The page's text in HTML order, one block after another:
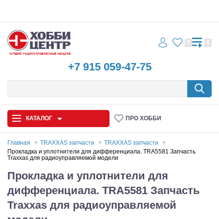
+7 915 059-47-75
0 0
КАТАЛОГ ПРО ХОББИ
Автомодели
Запчасти и аксессуары
Игрушки
Главная TRAXXAS запчасти
TRAXXAS запчасти
Прокладка и уплотнители для дифференциала. TRA5581 Запчасть
Traxxas для радиоуправляемой модели
Прокладка и уплотнители для
дифференциала. TRA5581 Запчасть
Traxxas для радиоуправляемой